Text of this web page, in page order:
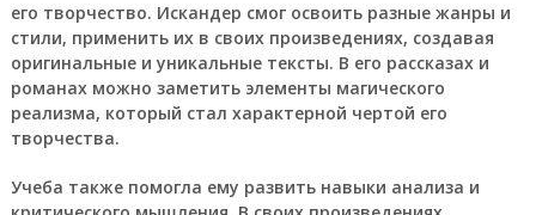
его творчество. Искандер смог освоить разные жанры и
стили, применить их в своих произведениях, создавая
оригинальные и уникальные тексты. В его рассказах и
романах можно заметить элементы магического
реализма, который стал характерной чертой его
творчества.
Учеба также помогла ему развить навыки анализа и